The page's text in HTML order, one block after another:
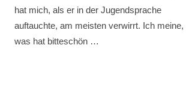
hat mich, als er in der Jugendsprache
auftauchte, am meisten verwirrt. Ich meine,
was hat bitteschön …